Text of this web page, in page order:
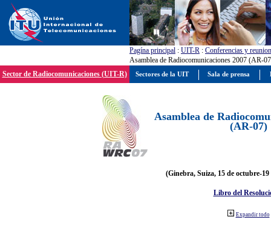
Pagína principal : UIT-R : Conferencias y
Asamblea de Radiocomunicaciones 2007 (AR-
Sector de Radiocomunicaciones (UIT-R)
Asamblea de
(AR-07)
(Ginebra, Suiza, 15 de octubre-19
Libro del
Expandir todo
Sectores de la UIT Sala de prensa